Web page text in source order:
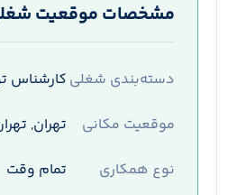
مشخصات موقعیت
دسته‌بندی شغلیکارشناس
موقعیت مکانی
تهران,
نوع همکاری
تمام وقت